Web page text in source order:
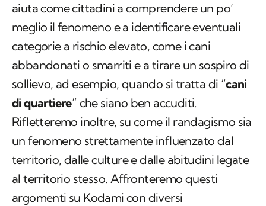
aiuta come cittadini a comprendere un po’
meglio il fenomeno e a identificare eventuali
categorie a rischio elevato, come i cani
abbandonati o smarriti e a tirare un sospiro di
sollievo, ad esempio, quando si tratta di “cani
di quartiere” che siano ben accuditi.
Rifletteremo inoltre, su come il randagismo sia
un fenomeno strettamente influenzato dal
territorio, dalle culture e dalle abitudini legate
al territorio stesso. Affronteremo questi
argomenti su Kodami con diversi